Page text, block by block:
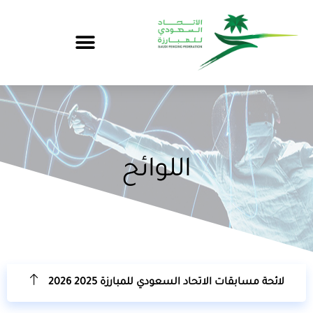
اللوائح
لائحة مسابقات الاتحاد السعودي للمبارزة 2025 2026